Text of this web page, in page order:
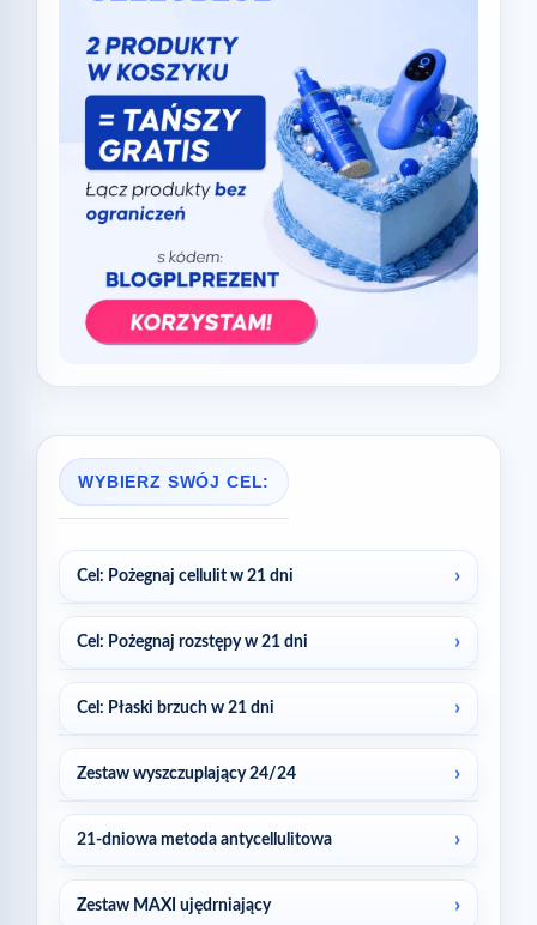
WYBIERZ SWÓJ CEL:
Cel: Pożegnaj cellulit w 21 dni
Cel: Pożegnaj rozstępy w 21 dni
Cel: Płaski brzuch w 21 dni
Zestaw wyszczuplający 24/24
21-dniowa metoda antycellulitowa
Zestaw MAXI ujędrniający